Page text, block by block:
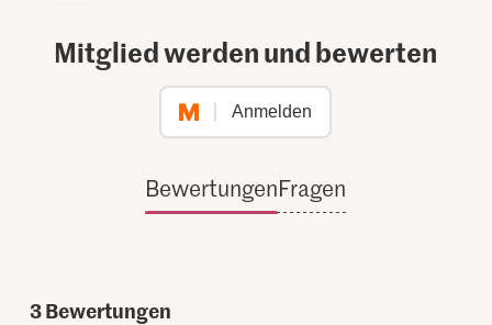
Mitglied werden und bewerten
Anmelden
BewertungenFragen
3Bewertungen